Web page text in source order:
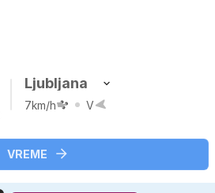
Ljubljana
7km/h V
VREME